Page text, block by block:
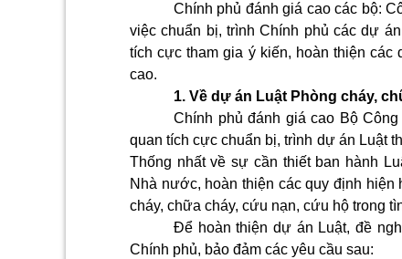
Chính phủ đánh giá cao các bộ:
việc chuẩn bị, trình Chính phủ các dự
tích cực tham gia ý kiến, hoàn thiện
cao.
1. Về dự án Luật Phòng cháy,
Chính phủ đánh giá cao Bộ
quan tích cực chuẩn bị, trình dự án Luật
Thống nhất về sự cần thiết ban hành
Nhà nước, hoàn thiện các quy định
cháy, chữa cháy, cứu nạn, cứu hộ trong
Để hoàn thiện dự án Luật, đề
Chính phủ, bảo đảm các yêu cầu sau: